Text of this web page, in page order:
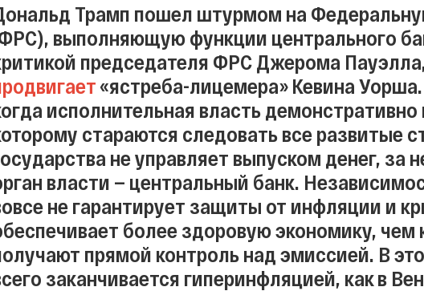
Трамп пошел штурмом на
выполняющую функции центрального
председателя ФРС Джерома Пауэлла,
«ястреба-лицемера» Кевина
исполнительная власть
стараются следовать все развитые
не управляет выпуском денег, за
власти — центральный банк.
не гарантирует защиты от инфляции и
более здоровую экономику, чем
прямой контроль над эмиссией. В
заканчивается гиперинфляцией, как в